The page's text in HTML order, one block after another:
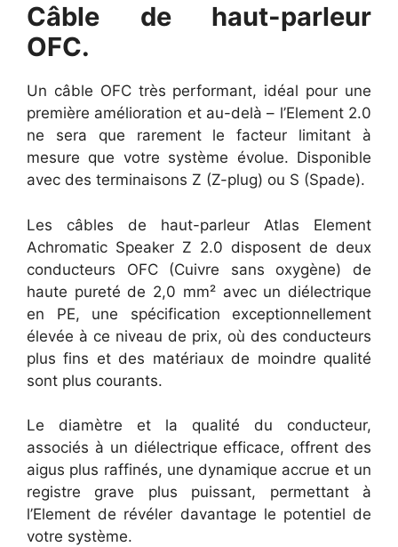
Câble de haut-parleur
OFC.
Un câble OFC très performant, idéal pour une
première amélioration et au-delà – l’Element 2.0
ne sera que rarement le facteur limitant à
mesure que votre système évolue. Disponible
avec des terminaisons Z (Z-plug) ou S (Spade).
Les câbles de haut-parleur Atlas Element
Achromatic Speaker Z 2.0 disposent de deux
conducteurs OFC (Cuivre sans oxygène) de
haute pureté de 2,0 mm² avec un diélectrique
en PE, une spécification exceptionnellement
élevée à ce niveau de prix, où des conducteurs
plus fins et des matériaux de moindre qualité
sont plus courants.
Le diamètre et la qualité du conducteur,
associés à un diélectrique efficace, offrent des
aigus plus raffinés, une dynamique accrue et un
registre grave plus puissant, permettant à
l’Element de révéler davantage le potentiel de
votre système.